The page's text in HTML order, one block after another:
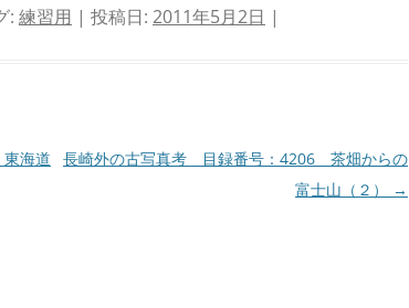
: 練習用 | 投稿日: 2011年5月2日 |
海道
長崎外の古写真考 目録番号：4206 茶畑からの
富士山（２）
→